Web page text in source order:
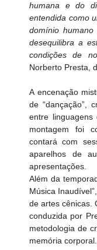
humana e do
entendida como
domínio
desequilibra a
condições de
Norberto Presta,
A encenação
de “dançação”,
entre linguagens
montagem foi
contará com
aparelhos de
apresentações.
Além da
Música
de artes cênicas.
conduzida por
metodologia de
memória corporal.